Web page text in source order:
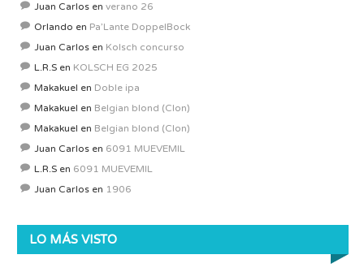
Juan Carlos en verano 26
Orlando en Pa’Lante DoppelBock
Juan Carlos en Kolsch concurso
L.R.S en KOLSCH EG 2025
Makakuel en Doble ipa
Makakuel en Belgian blond (Clon)
Makakuel en Belgian blond (Clon)
Juan Carlos en 6091 MUEVEMIL
L.R.S en 6091 MUEVEMIL
Juan Carlos en 1906
LO MÁS VISTO